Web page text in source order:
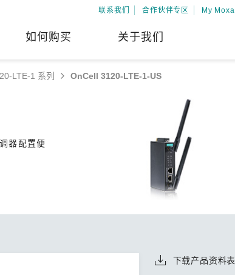
联系我们 合作伙伴专区 My Moxa
ARM 架构计算机
工业平板计算机
全球专业经验，助力储能出海
凭借在全球能源领域深耕超过 15 年的专业
经验，Moxa 致力于成为中国企业值得信赖
如何购买 关于我们
加入 Moxa
我们因优秀的员工而成长，因
共同的追求而凝聚。
了解更多
LTE-1 系列 OnCell 3120-LTE-1-US
器配置便
下载产品资料表